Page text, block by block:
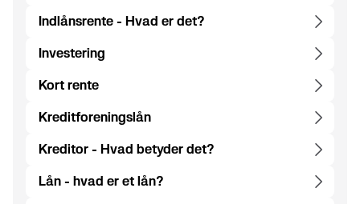
Indlånsrente - Hvad er det?
Investering
Kort rente
Kreditforeningslån
Kreditor - Hvad betyder det?
Lån - hvad er et lån?